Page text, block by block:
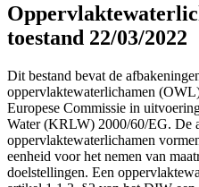
toestand 22/03/2022
Dit bestand bevat de
oppervlaktewaterlichamen
Europese Commissie in
Water (KRLW) 2000/60/EG. De
oppervlaktewaterlichamen
eenheid voor het nemen van
doelstellingen. Een